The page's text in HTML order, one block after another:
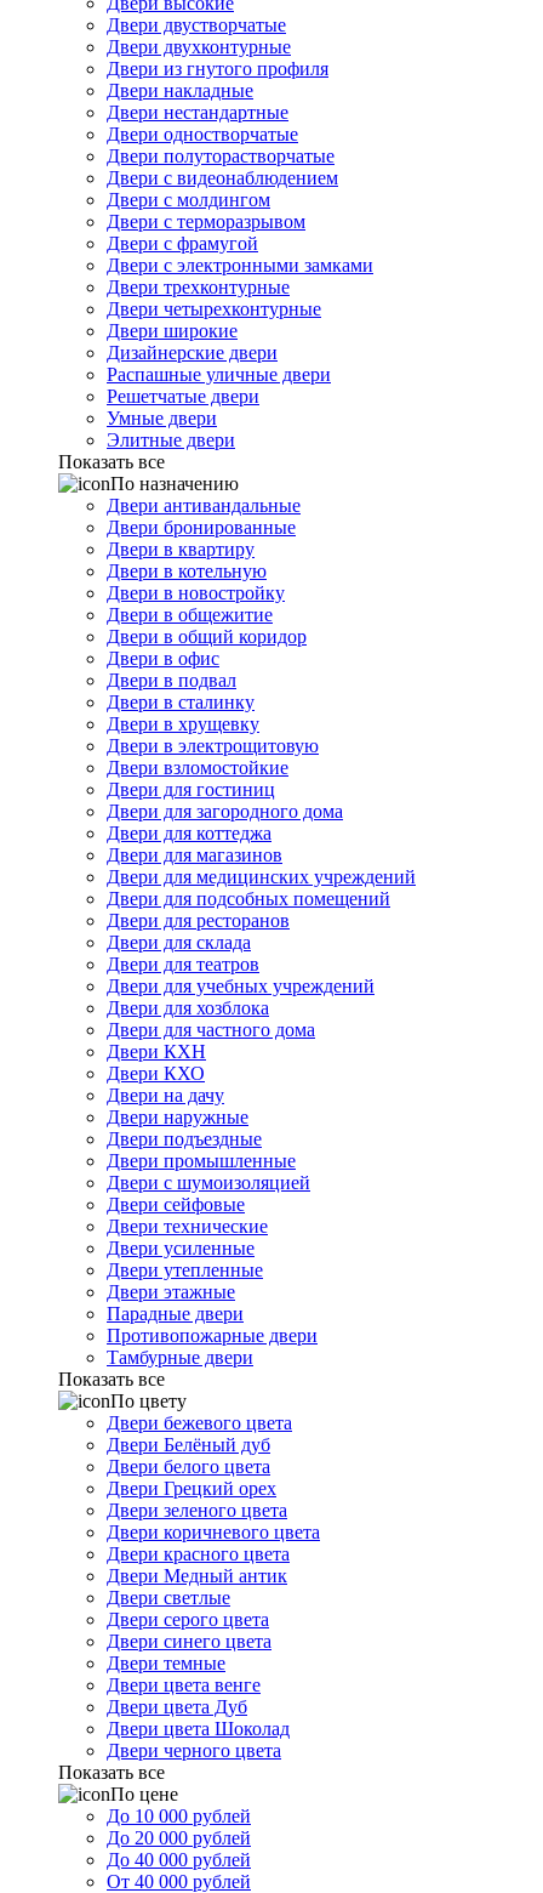
Двери двустворчатые
Двери двухконтурные
Двери из гнутого профиля
Двери накладные
Двери нестандартные
Двери одностворчатые
Двери полуторастворчатые
Двери с видеонаблюдением
Двери с молдингом
Двери с терморазрывом
Двери с фрамугой
Двери с электронными замками
Двери трехконтурные
Двери четырехконтурные
Двери широкие
Дизайнерские двери
Распашные уличные двери
Решетчатые двери
Умные двери
Элитные двери
Показать все
По назначению
Двери антивандальные
Двери бронированные
Двери в квартиру
Двери в котельную
Двери в новостройку
Двери в общежитие
Двери в общий коридор
Двери в офис
Двери в подвал
Двери в сталинку
Двери в хрущевку
Двери в электрощитовую
Двери взломостойкие
Двери для гостиниц
Двери для загородного дома
Двери для коттеджа
Двери для магазинов
Двери для медицинских учреждений
Двери для подсобных помещений
Двери для ресторанов
Двери для склада
Двери для театров
Двери для учебных учреждений
Двери для хозблока
Двери для частного дома
Двери КХН
Двери КХО
Двери на дачу
Двери наружные
Двери подъездные
Двери промышленные
Двери с шумоизоляцией
Двери сейфовые
Двери технические
Двери усиленные
Двери утепленные
Двери этажные
Парадные двери
Противопожарные двери
Тамбурные двери
Показать все
По цвету
Двери бежевого цвета
Двери Белёный дуб
Двери белого цвета
Двери Грецкий орех
Двери зеленого цвета
Двери коричневого цвета
Двери красного цвета
Двери Медный антик
Двери светлые
Двери серого цвета
Двери синего цвета
Двери темные
Двери цвета венге
Двери цвета Дуб
Двери цвета Шоколад
Двери черного цвета
Показать все
По цене
До 10 000 рублей
До 20 000 рублей
До 40 000 рублей
От 40 000 рублей